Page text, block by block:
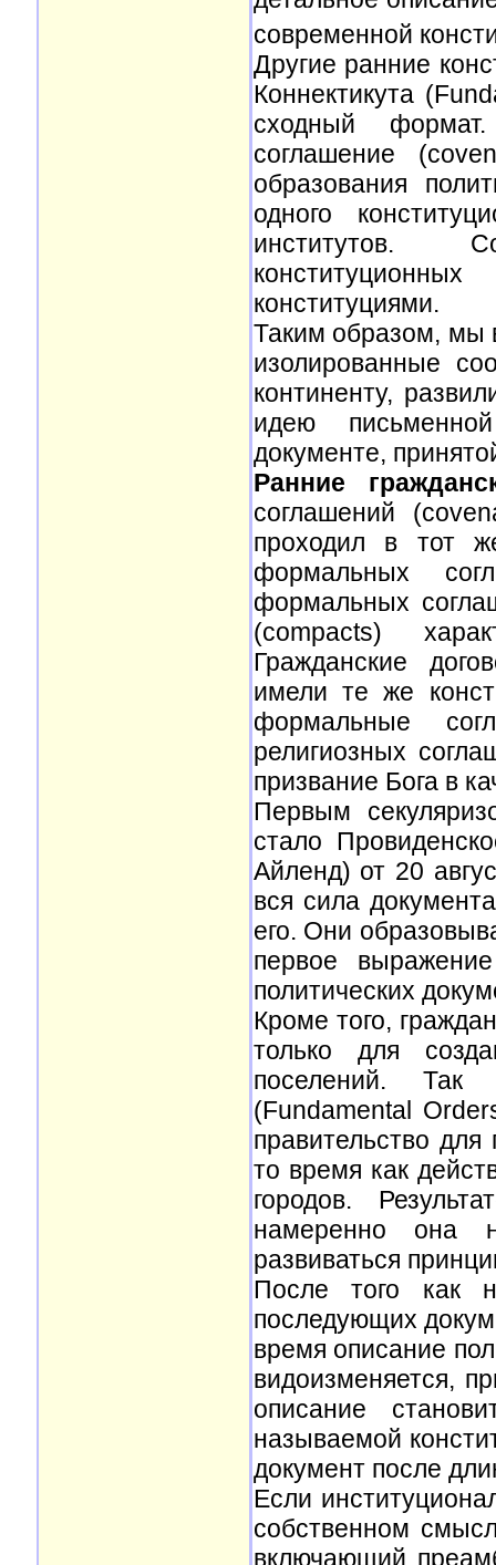
современной
Другие ранние
Коннектикута
сходный
соглашение
образования
одного
институтов.
конституциями.
Таким образом, мы
изолированные
континенту,
идею
документе,
Ранние
соглашений
проходил в тот
формальных
формальных
(compacts)
Гражданские
имели те же
формальные
религиозных
призвание Бога в
Первым
стало
Айленд) от 20
вся сила
его. Они
первое
политических
Кроме того,
только для
поселений. Так
(Fundamental
правительство
то время как
городов.
намеренно она
развиваться
После того как
последующих
время описание
видоизменяется,
описание
называемой
документ после
Если
собственном
включающий